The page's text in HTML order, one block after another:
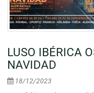
LUSO IBÉRICA
NAVIDAD
18/12/2023